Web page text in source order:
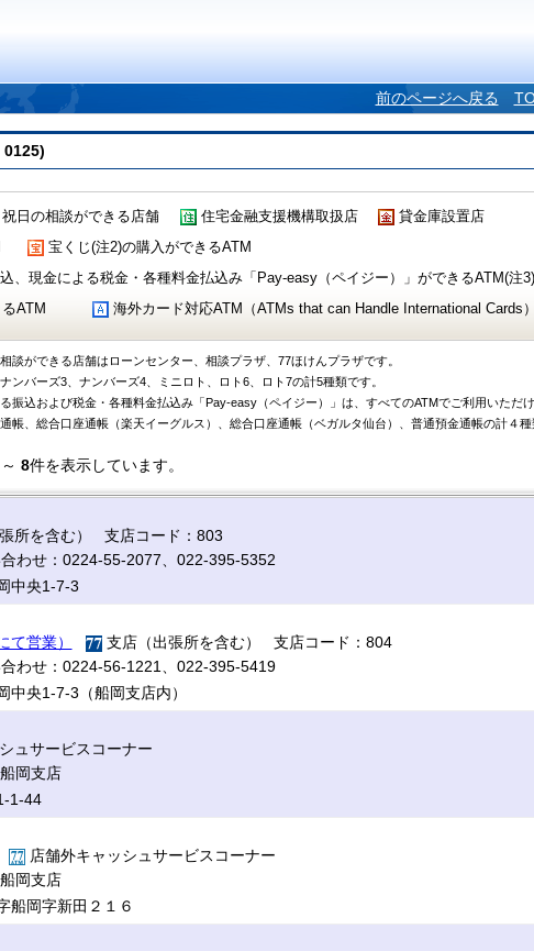
前のページへ戻る
0125)
日の相談ができる店舗 住宅金融支援機構取扱店
貸金庫設置店
宝くじ(注2)の購入ができるATM
、現金による税金・各種料金払込み「Pay-easy（ペイジー）」ができるATM(注3)
ATM
海外カード対応ATM（ATMs that can Handle International Cards）
談ができる店舗はローンセンター、相談プラザ、77ほけんプラザです。
ンバーズ3、ナンバーズ4、ミニロト、ロト6、ロト7の計5種類です。
振込および税金・各種料金払込み「Pay-easy（ペイジー）」は、すべてのATMでご利用いただけ
帳、総合口座通帳（楽天イーグルス）、総合口座通帳（ベガルタ仙台）、普通預金通帳の計４種
8件を表示しています。
所を含む） 支店コード：803
わせ：0224-55-2077、022-395-5352
中央1-7-3
て営業）
支店（出張所を含む） 支店コード：804
わせ：0224-56-1221、022-395-5419
中央1-7-3（船岡支店内）
ュサービスコーナー
岡支店
1-44
店舗外キャッシュサービスコーナー
岡支店
船岡字新田２１６